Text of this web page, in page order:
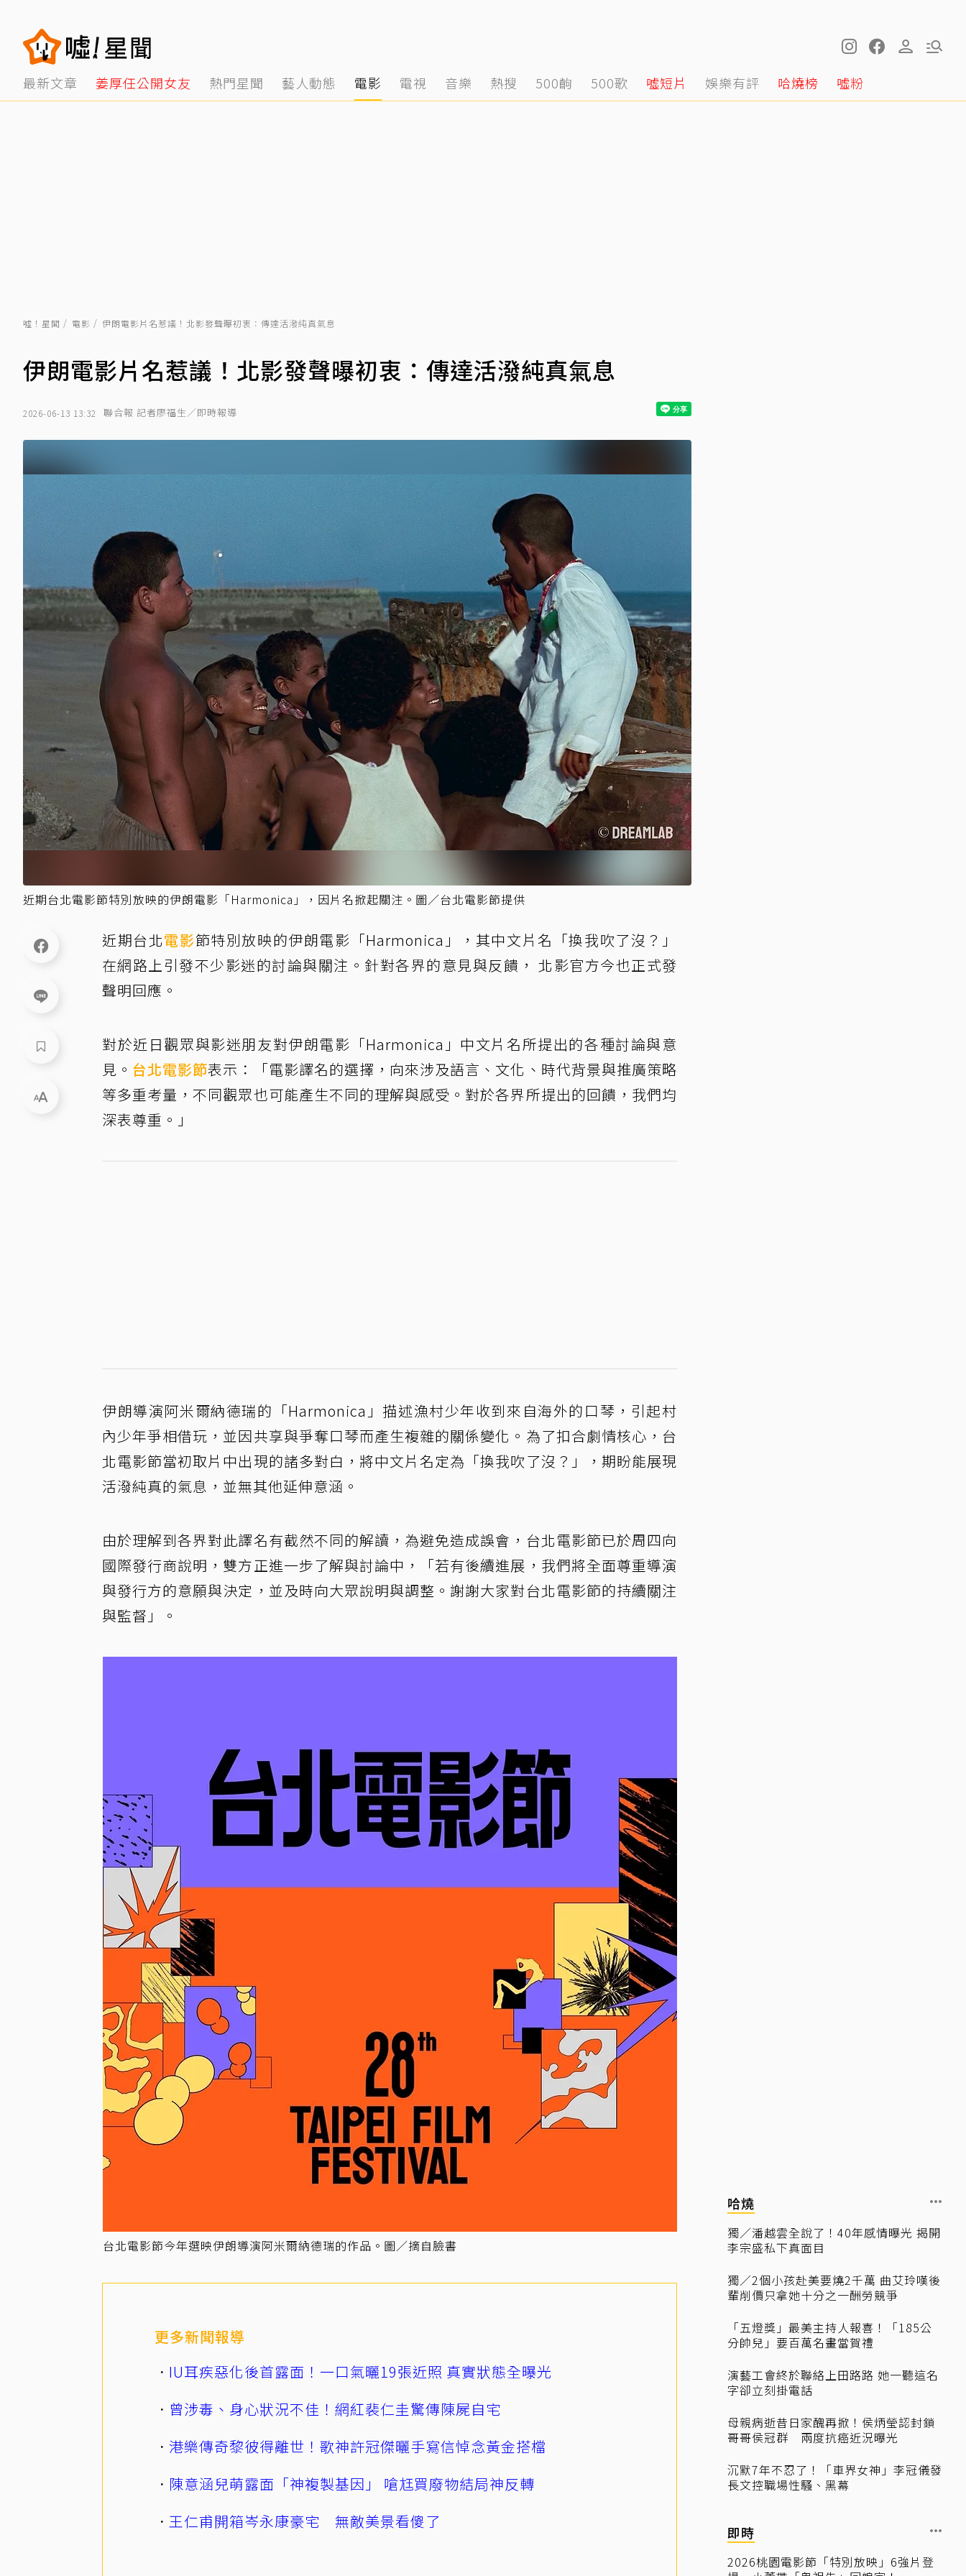
最新文章 姜厚任公開女友 熱門星聞 藝人動態 電影 電視 音樂 熱搜 500齣 500歌 噓短片 娛樂有評 哈燒榜 噓粉
噓！星聞 電影 伊朗電影片名惹議！北影發聲曝初衷：傳達活潑純真氣息
伊朗電影片名惹議！北影發聲曝初衷：傳達活潑純真氣息
2026-06-13 13:32 聯合報 記者廖福生／即時報導
近期台北電影節特別放映的伊朗電影「Harmonica」，因片名掀起關注。圖／台北電影節提供
近期台北電影節特別放映的伊朗電影「Harmonica」，其中文片名「換我吹了沒？」
在網路上引發不少影迷的討論與關注。針對各界的意見與反饋， 北影官方今也正式發
聲明回應。
對於近日觀眾與影迷朋友對伊朗電影「Harmonica」中文片名所提出的各種討論與意
見。 台北電影節表示：「電影譯名的選擇，向來涉及語言、文化、時代背景與推廣策略
等多重考量，不同觀眾也可能產生不同的理解與感受。對於各界所提出的回饋，我們均
深表尊重。」
伊朗導演阿米爾納德瑞的「Harmonica」描述漁村少年收到來自海外的口琴，引起村
內少年爭相借玩，並因共享與爭奪口琴而產生複雜的關係變化。為了扣合劇情核心，台
北電影節當初取片中出現的諸多對白，將中文片名定為「換我吹了沒？」，期盼能展現
活潑純真的氣息，並無其他延伸意涵。
由於理解到各界對此譯名有截然不同的解讀，為避免造成誤會，台北電影節已於周四向
國際發行商說明，雙方正進一步了解與討論中，「若有後續進展，我們將全面尊重導演
與發行方的意願與決定，並及時向大眾說明與調整。謝謝大家對台北電影節的持續關注
與監督」。
台北電影節今年選映伊朗導演阿米爾納德瑞的作品。圖／摘自臉書
更多新聞報導
IU耳疾惡化後首露面！一口氣曬19張近照 真實狀態全曝光
曾涉毒、身心狀況不佳！網紅裴仁圭驚傳陳屍自宅
港樂傳奇黎彼得離世！歌神許冠傑曬手寫信悼念黃金搭檔
陳意涵兒萌露面「神複製基因」 嗆尪買廢物結局神反轉
王仁甫開箱岑永康豪宅 無敵美景看傻了
哈燒
獨／潘越雲全說了！40年感情曝光 揭開
李宗盛私下真面目
獨／2個小孩赴美要燒2千萬 曲艾玲嘆後
輩削價只拿她十分之一酬勞競爭
「五燈獎」最美主持人報喜！「185公
分帥兒」要百萬名畫當賀禮
演藝工會終於聯絡上田路路 她一聽這名
字卻立刻掛電話
母親病逝昔日家醜再掀！侯炳瑩認封鎖
哥哥侯冠群 兩度抗癌近況曝光
沉默7年不忍了！「車界女神」李冠儀發
長文控職場性騷、黑幕
即時
2026桃園電影節「特別放映」6強片登